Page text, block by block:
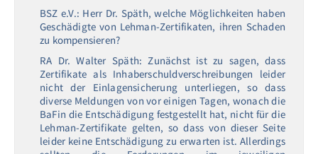
BSZ e.V.: Herr Dr. Späth, welche Möglichkeiten haben
Geschädigte von Lehman-Zertifikaten, ihren Schaden
zu kompensieren?
RA Dr. Walter Späth: Zunächst ist zu sagen, dass
Zertifikate als Inhaberschuldverschreibungen leider
nicht der Einlagensicherung unterliegen, so dass
diverse Meldungen von vor einigen Tagen, wonach die
BaFin die Entschädigung festgestellt hat, nicht für die
Lehman-Zertifikate gelten, so dass von dieser Seite
leider keine Entschädigung zu erwarten ist. Allerdings